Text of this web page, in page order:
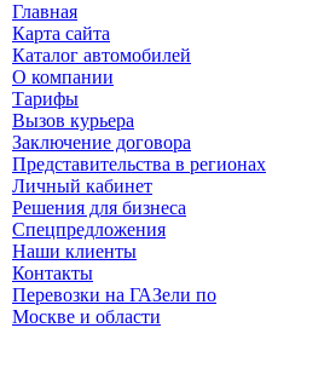
Главная
Карта сайта
Каталог автомобилей
О компании
Тарифы
Вызов курьера
Заключение договора
Представительства в регионах
Личный кабинет
Решения для бизнеса
Спецпредложения
Наши клиенты
Контакты
Перевозки на ГАЗели по
Москве и области